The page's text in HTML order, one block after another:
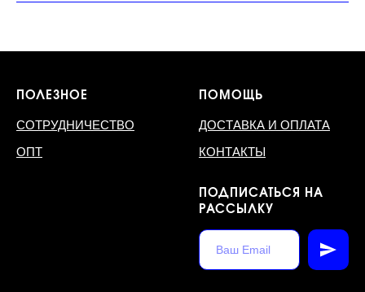
ПОЛЕЗНОЕ
СОТРУДНИЧЕСТВО
ОПТ
ПОМОЩЬ
ДОСТАВКА И ОПЛАТА
КОНТАКТЫ
ПОДПИСАТЬСЯ НА
РАССЫЛКУ